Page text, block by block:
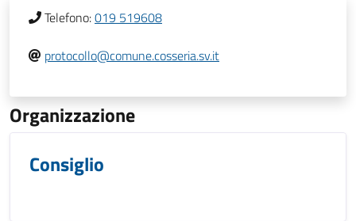
Telefono:019 519608
protocollo@comune.cosseria.sv.it
Organizzazione
Consiglio